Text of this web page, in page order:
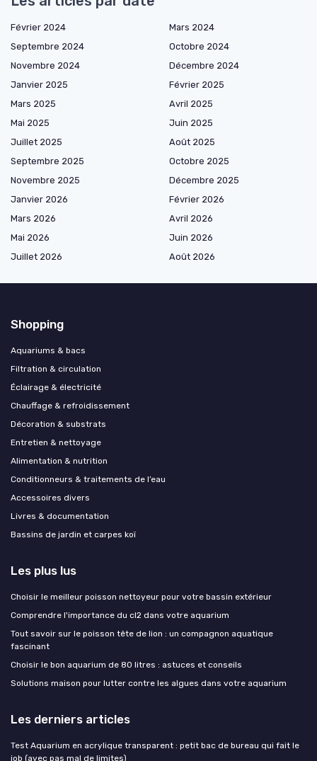
Février 2024
Mars 2024
Septembre 2024
Octobre 2024
Novembre 2024
Décembre 2024
Janvier 2025
Février 2025
Mars 2025
Avril 2025
Mai 2025
Juin 2025
Juillet 2025
Août 2025
Septembre 2025
Octobre 2025
Novembre 2025
Décembre 2025
Janvier 2026
Février 2026
Mars 2026
Avril 2026
Mai 2026
Juin 2026
Juillet 2026
Août 2026
Shopping
Aquariums & bacs
Filtration & circulation
Éclairage & électricité
Chauffage & refroidissement
Décoration & substrats
Entretien & nettoyage
Alimentation & nutrition
Conditionneurs & traitements de l’eau
Accessoires divers
Livres & documentation
Bassins de jardin et carpes koï
Les plus lus
Choisir le meilleur poisson nettoyeur pour votre bassin extérieur
Comprendre l'importance du cl2 dans votre aquarium
Tout savoir sur le poisson tête de lion : un compagnon aquatique
fascinant
Choisir le bon aquarium de 80 litres : astuces et conseils
Solutions maison pour lutter contre les algues dans votre aquarium
Les derniers articles
Test Aquarium en acrylique transparent : petit bac de bureau qui fait le
job (avec pas mal de limites)